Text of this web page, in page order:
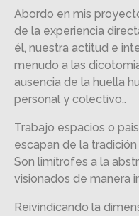
Abordo en mis
de la experiencia
él, nuestra actitud e
menudo a las
ausencia de la huella
personal y colectivo..
Trabajo espacios o
escapan de la
Son limítrofes a la
visionados de manera
Reivindicando la